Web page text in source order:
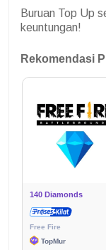
Buruan Top Up
keuntungan!
Rekomendasi
140 Diamonds
Free Fire
TopMur